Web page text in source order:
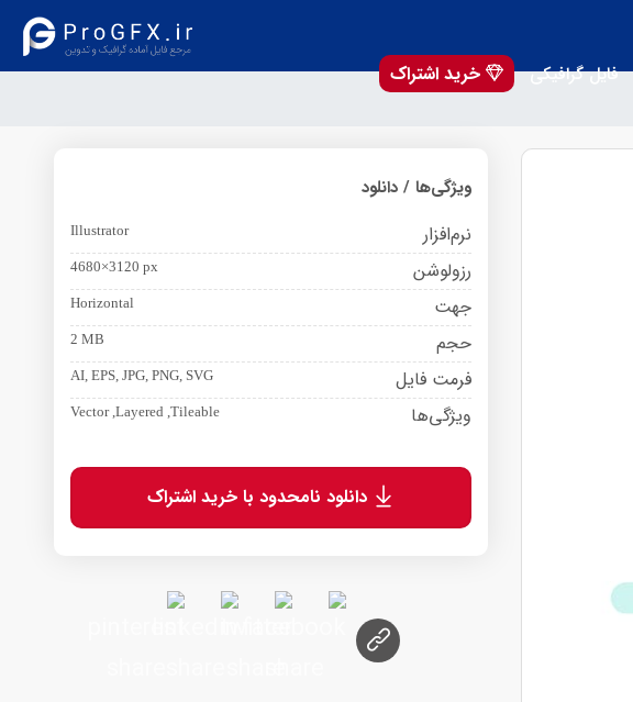
فایل گرافیکی
خرید اشتراک
ویژگی‌ها / دانلود
نرم‌افزار Illustrator
رزولوشن 4680×3120 px
جهت Horizontal
حجم 2 MB
فرمت فایل AI, EPS, JPG, PNG, SVG
ویژگی‌ها Vector ,Layered ,Tileable
دانلود نامحدود با خرید اشتراک